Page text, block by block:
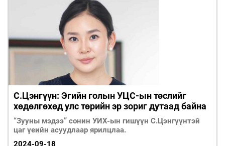
С.Цэнгүүн: Эгийн голын УЦС-ын төслийг
хөдөлгөхөд улс төрийн эр зориг дутаад байна
“Зууны мэдээ” сонин УИХ-ын гишүүн С.Цэнгүүнтэй
цаг үеийн асуудлаар ярилцлаа.
2024-09-18